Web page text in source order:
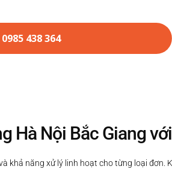
438 364
Hà Nội Bắc Giang
khả năng xử lý linh hoạt cho từng loại đơn.